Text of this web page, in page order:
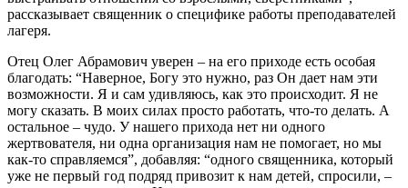
рассказывает священник о специфике работы преподавателей
лагеря.
Отец Олег Абрамович уверен – на его приходе есть особая
благодать: “Наверное, Богу это нужно, раз Он дает нам эти
возможности. Я и сам удивляюсь, как это происходит. Я не
могу сказать. В моих силах просто работать, что-то делать. А
остальное – чудо. У нашего прихода нет ни одного
жертвователя, ни одна организация нам не помогает, но мы
как-то справляемся”, добавляя: “одного священника, который
уже не первый год подряд привозит к нам детей, спросили, –